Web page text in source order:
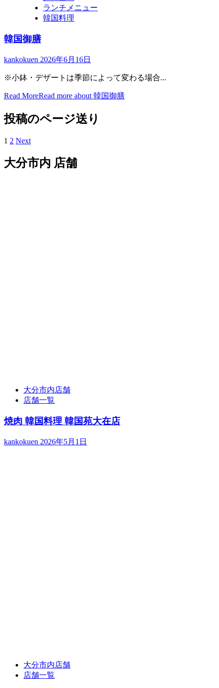
ランチメニュー
韓国料理
韓国御膳
kankokuen 2026年6月16日
※小鉢・デザートは季節によって変わる場合...
Read MoreRead more about 韓国御膳
投稿のページ送り
1 2 Next
大分市内 店舗
大分市内店舗
店舗一覧
焼肉 韓国料理 韓国苑大在店
kankokuen 2026年5月1日
大分市内店舗
店舗一覧